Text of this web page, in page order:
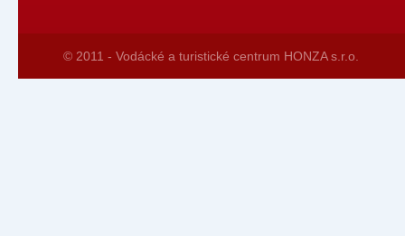
© 2011 - Vodácké a turistické centrum HONZA s.r.o.